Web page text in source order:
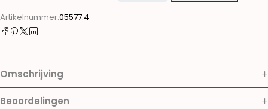
Alternative:
Artikelnummer:05577.4
Omschrijving
Beoordelingen